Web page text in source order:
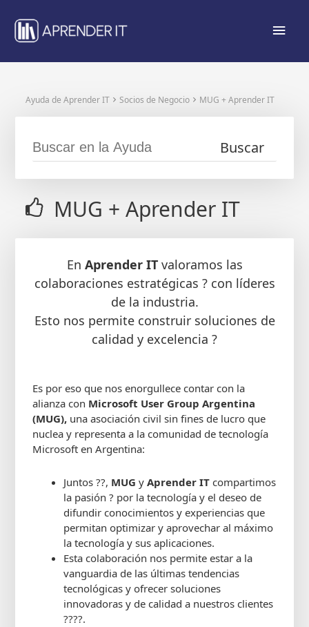
contenido
Ayuda de Aprender IT Socios de Negocio MUG + Aprender IT
MUG + Aprender IT
En Aprender ITvaloramos las
colaboraciones estratégicas ? con líderes
de la industria.
Esto nos permite construir soluciones de
calidad y excelencia ?
Es por eso que nos enorgullece contar con la
alianza con Microsoft User Group Argentina
(MUG), una asociación civil sin fines de lucro que
nuclea y representa a la comunidad de tecnología
Microsoft en Argentina:
Juntos ??, MUG yAprender IT compartimos
la pasión ? por la tecnología y el deseo de
difundir conocimientos y experiencias que
permitan optimizar y aprovechar al máximo
la tecnología y sus aplicaciones.
Esta colaboración nos permite estar a la
vanguardia de las últimas tendencias
tecnológicas y ofrecer soluciones
innovadoras y de calidad a nuestros clientes
?‍??‍?.